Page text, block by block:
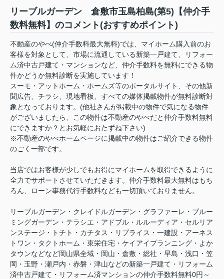
リーブルガーデン 倉敷市玉島柏島(第5)【仲介手
数料無料】のコメント(おすすめポイント)
不動産のやべ(仲介手数料最大無料)では、マイホーム購入前のお
客様を対象として、市場に流通している新築一戸建て、リフォー
ム済中古戸建て・マンションなど、仲介手数料を無料にできる物
件かどうか無料診断を実施しています！
スーモ・アットホーム・ホームズ等のポータルサイト、その他新
聞広告、チラシ、現地看板、すべての媒体掲載物件が無料診断対
象となっております。(他社さんが掲載中の物件で気になる物件
がございましたら、この物件は不動産のやべだと仲介手数料無料
にできますか？とお気軽におたずね下さい)
※不動産のやべホームページに掲載中の物件はご紹介できる物件
のごく一部です。
当店ではお客様が少しでもお得にマイホームを取得できるように
全力でサポートさせていただきます。仲介手数料最大無料はもち
ろん、ローン事務代行手数料なども一切頂いておりません。
リーブルガーデン・クレイドルガーデン・グラファーレ・ブルー
ミングガーデン・テラシエ・アドブル・ルルーディア・セルリア
ンステージ・トチト・カチタス・リプライス・一建設・アーネス
トワン・タクトホーム・東栄住宅・ケイアイプランニング・よか
タウンなどなど岡山県全域・岡山・倉敷・総社・早島・浅口・笠
岡・玉野・瀬戸内・赤磐・津山などの新築一戸建て・リフォーム
済中古戸建て・リフォーム済マンションの仲介手数料無料0円～